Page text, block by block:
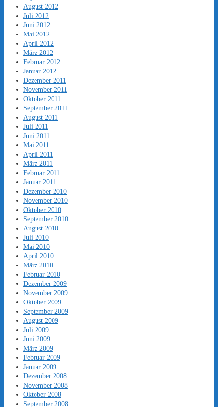
August 2012
Juli 2012
Juni 2012
Mai 2012
April 2012
März 2012
Februar 2012
Januar 2012
Dezember 2011
November 2011
Oktober 2011
September 2011
August 2011
Juli 2011
Juni 2011
Mai 2011
April 2011
März 2011
Februar 2011
Januar 2011
Dezember 2010
November 2010
Oktober 2010
September 2010
August 2010
Juli 2010
Mai 2010
April 2010
März 2010
Februar 2010
Dezember 2009
November 2009
Oktober 2009
September 2009
August 2009
Juli 2009
Juni 2009
März 2009
Februar 2009
Januar 2009
Dezember 2008
November 2008
Oktober 2008
September 2008